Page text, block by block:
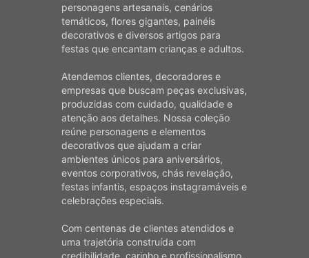
personagens artesanais, cenários
temáticos, flores gigantes, painéis
decorativos e diversos artigos para
festas que encantam crianças e adultos.
Atendemos clientes, decoradores e
empresas que buscam peças exclusivas,
produzidas com cuidado, qualidade e
atenção aos detalhes. Nossa coleção
reúne personagens e elementos
decorativos que ajudam a criar
ambientes únicos para aniversários,
eventos corporativos, chás revelação,
festas infantis, espaços instagramáveis e
celebrações especiais.
Com centenas de clientes atendidos e
uma trajetória construída com
credibilidade, carinho e profissionalismo,